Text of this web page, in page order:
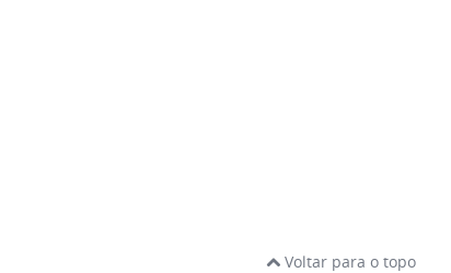
Voltar para o topo